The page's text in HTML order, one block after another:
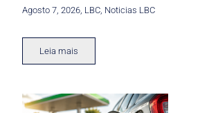
Agosto 7, 2026 LBC Noticias LBC
Leia mais